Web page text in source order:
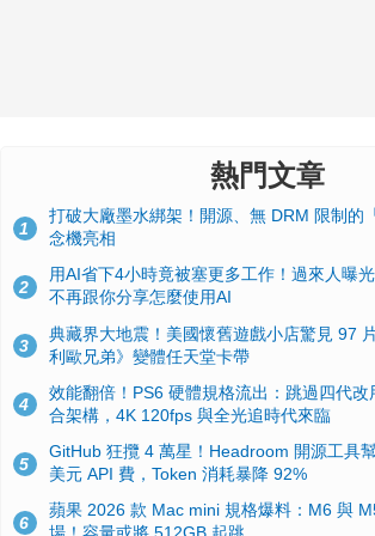
熱門文章
1
打破大廠墨水綁架！開源、無 DRM 限制的
念機亮相
2
用AI省下4小時竟被塞更多工作！過來人曝
不再跟你分享怎麼使用AI
3
典藏界大地震！美國懷舊遊戲小店驚見 97
利歐兄弟》變體任天堂卡帶
4
效能翻倍！PS6 硬體規格流出：跳過四代
合架構，4K 120fps 與全光追時代來臨
5
GitHub 狂攬 4 萬星！Headroom 開源工具
美元 API 費，Token 消耗暴降 92%
6
蘋果 2026 款 Mac mini 規格爆料：M6 與